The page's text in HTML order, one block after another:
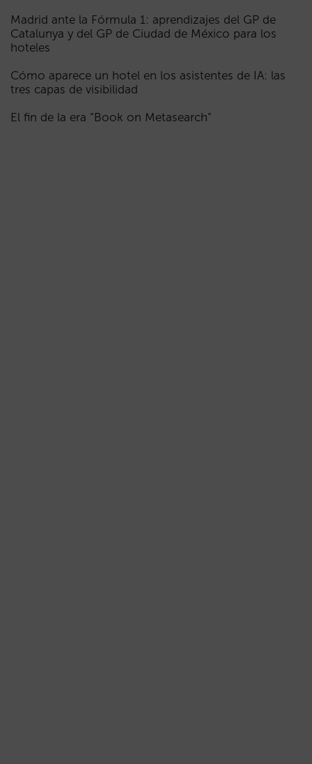
Madrid ante la Fórmula 1: aprendizajes del GP de
Catalunya y del GP de Ciudad de México para los
hoteles
Cómo aparece un hotel en los asistentes de IA: las
tres capas de visibilidad
El fin de la era “Book on Metasearch”